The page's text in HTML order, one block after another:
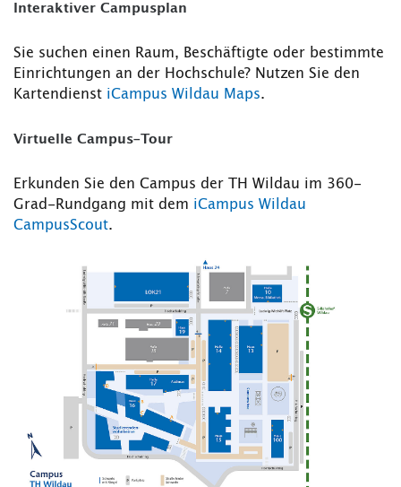
Interaktiver Campusplan
Sie suchen einen Raum, Beschäftigte oder bestimmte
Einrichtungen an der Hochschule? Nutzen Sie den
Kartendienst iCampus Wildau Maps.
Virtuelle Campus-Tour
Erkunden Sie den Campus der TH Wildau im 360-
Grad-Rundgang mit dem iCampus Wildau
CampusScout.